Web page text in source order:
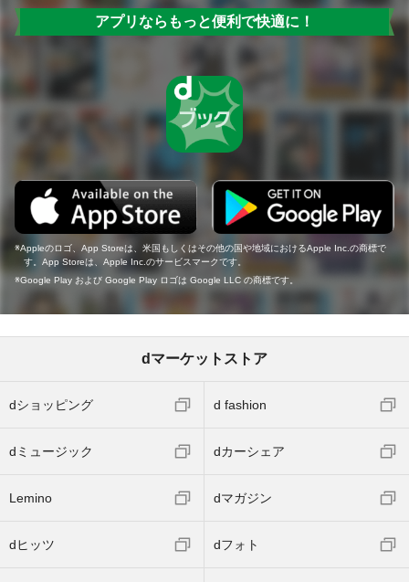
アプリならもっと便利で快適に！
Appleのロゴ、App Storeは、米国もしくはその他の国や地域におけるApple Inc.の商標で
す。App Storeは、Apple Inc.のサービスマークです。
Google Play および Google Play ロゴは Google LLC の商標です。
dマーケットストア
dショッピング d fashion
dミュージック dカーシェア
Lemino dマガジン
dヒッツ dフォト